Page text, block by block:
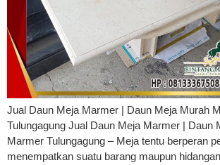
Jual Daun Meja Marmer | Daun Meja Murah
Tulungagung Jual Daun Meja Marmer | Daun
Marmer Tulungagung – Meja tentu berperan
menempatkan suatu barang maupun